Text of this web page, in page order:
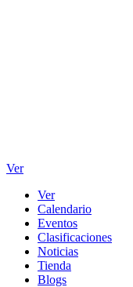
Ver
Ver
Calendario
Eventos
Clasificaciones
Noticias
Tienda
Blogs